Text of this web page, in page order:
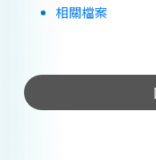
相關檔案